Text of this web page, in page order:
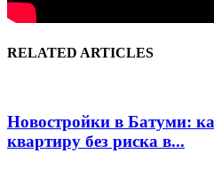
RELATED ARTICLES
Новостройки в Батуми:
квартиру без риска в...